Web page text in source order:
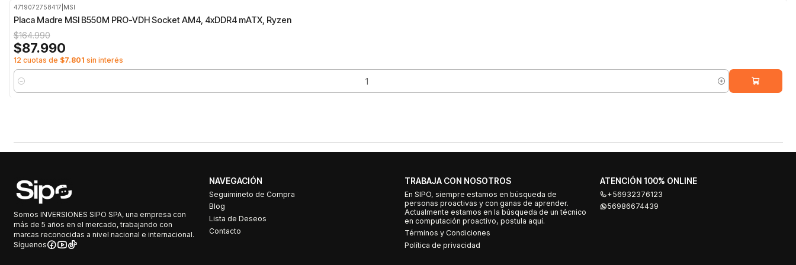
4719072758417 MSI
Placa Madre MSI B550M PRO-VDH Socket AM4, 4xDDR4 mATX, Ryzen
$164.990
$87.990
12 cuotas de $7.801 sin interés
Cantidad
Somos INVERSIONES SIPO SPA, una empresa con
más de 5 años en el mercado, trabajando con
marcas reconocidas a nivel nacional e internacional.
Síguenos
NAVEGACIÓN
Seguimineto de Compra
Blog
Lista de Deseos
Contacto
TRABAJA CON NOSOTROS
En SIPO, siempre estamos en búsqueda de
personas proactivas y con ganas de aprender.
Actualmente estamos en la búsqueda de un técnico
en computación proactivo, postula aquí.
Términos y Condiciones
Política de privacidad
ATENCIÓN 100% ONLINE
+56932376123
56986674439